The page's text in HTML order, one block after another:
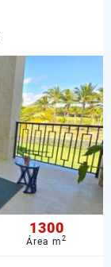
1300
Área m2